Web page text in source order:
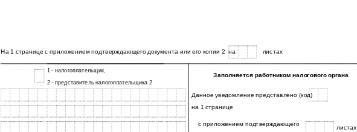
На 1 странице с приложением подтверждающего документа или его копии 2 на листах
1 - налогоплательщик,
2 - представитель налогоплательщика 2
Заполняется работником налогового органа
Данное уведомление представлено (код)
на 1 странице
с приложением подтверждающего
листах